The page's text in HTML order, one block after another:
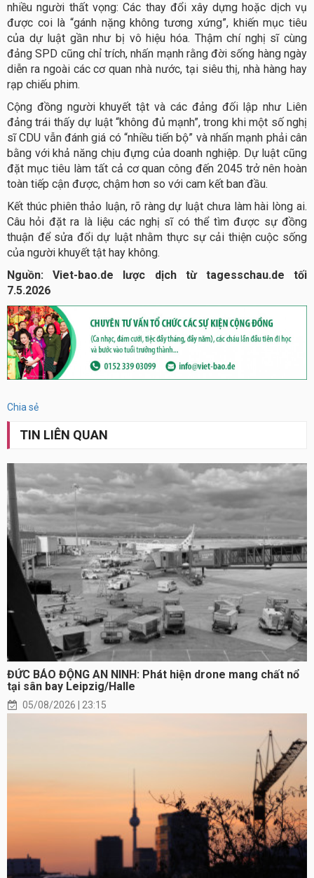
nhiều người thất vọng: Các thay đổi xây dựng hoặc dịch vụ
được coi là “gánh nặng không tương xứng”, khiến mục tiêu
của dự luật gần như bị vô hiệu hóa. Thậm chí nghị sĩ cùng
đảng SPD cũng chỉ trích, nhấn mạnh rằng đời sống hàng ngày
diễn ra ngoài các cơ quan nhà nước, tại siêu thị, nhà hàng hay
rạp chiếu phim.
Cộng đồng người khuyết tật và các đảng đối lập như Liên
đảng trái thấy dự luật “không đủ mạnh”, trong khi một số nghị
sĩ CDU vẫn đánh giá có “nhiều tiến bộ” và nhấn mạnh phải cân
bằng với khả năng chịu đựng của doanh nghiệp. Dự luật cũng
đặt mục tiêu làm tất cả cơ quan công đến 2045 trở nên hoàn
toàn tiếp cận được, chậm hơn so với cam kết ban đầu.
Kết thúc phiên thảo luận, rõ ràng dự luật chưa làm hài lòng ai.
Câu hỏi đặt ra là liệu các nghị sĩ có thể tìm được sự đồng
thuận để sửa đổi dự luật nhằm thực sự cải thiện cuộc sống
của người khuyết tật hay không.
Nguồn: Viet-bao.de lược dịch từ tagesschau.de tối
7.5.2026
Chia sẻ
TIN LIÊN QUAN
ĐỨC BÁO ĐỘNG AN NINH: Phát hiện drone mang chất nổ
tại sân bay Leipzig/Halle
05/08/2026 | 23:15